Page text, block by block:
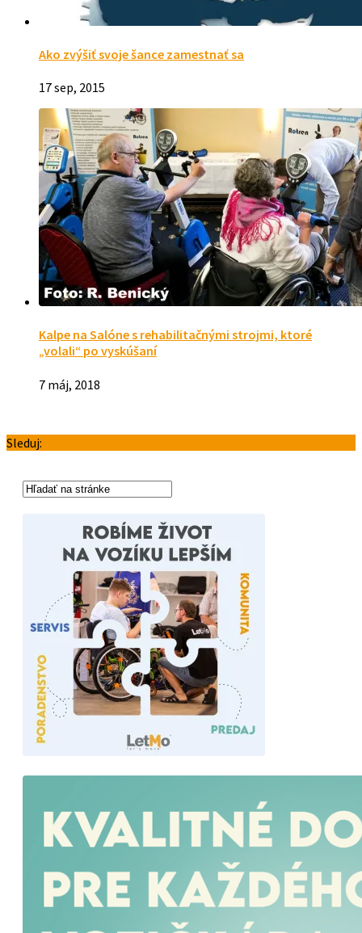
Ako zvýšiť svoje šance zamestnať sa
17 sep, 2015
Kalpe na Salóne s rehabilitačnými strojmi, ktoré
„volali“ po vyskúšaní
7 máj, 2018
Sleduj: